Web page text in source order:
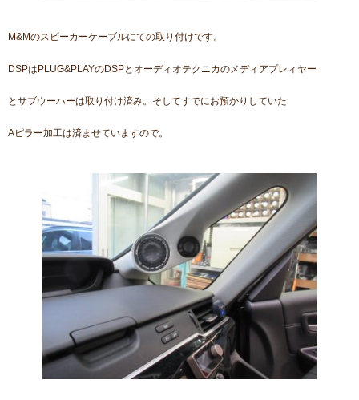
M&Mのスピーカーケーブルにての取り付けです。
DSPはPLUG&PLAYのDSPとオーディオテクニカのメディアプレィヤー
とサブウーハーは取り付け済み。そしてすでにお預かりしていた
Aピラー加工は済ませていますので。